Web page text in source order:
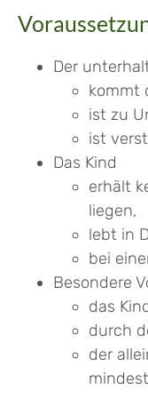
Der
kommt
ist zu
ist
Das Kind
erhält
liegen,
lebt in
bei
Besondere
das
durch
der